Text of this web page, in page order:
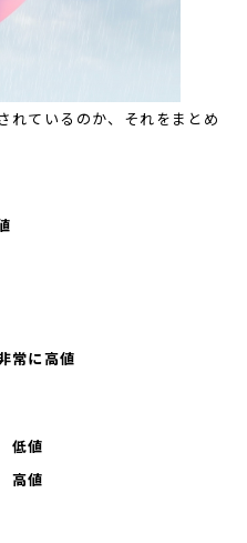
れているのか、それをまとめ
高値